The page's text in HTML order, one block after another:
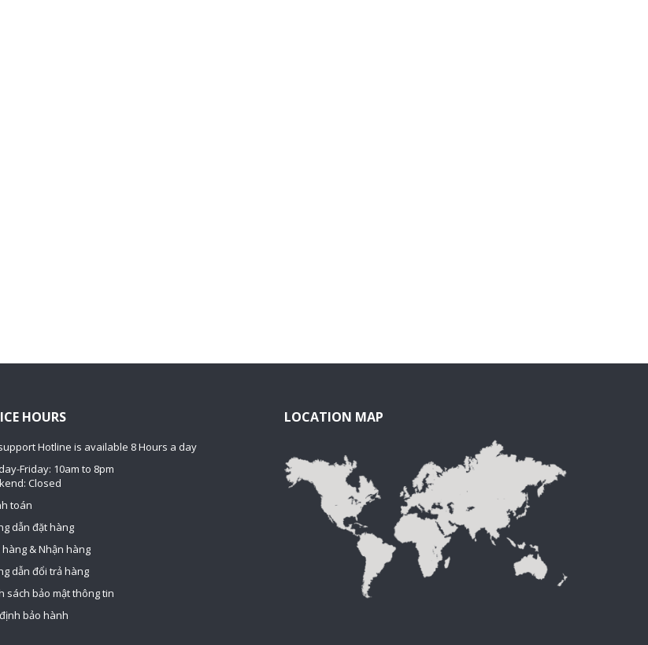
HOURS
Hotline is available 8 Hours a day
Friday: 10am to 8pm
Closed
toán
dẫn đặt hàng
hàng & Nhận hàng
dẫn đổi trả hàng
sách bảo mật thông tin
bảo hành
LOCATION MAP